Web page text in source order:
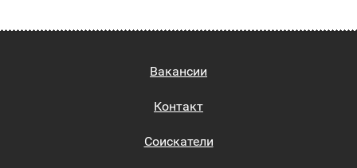
Вакансии
Контакт
Соискатели